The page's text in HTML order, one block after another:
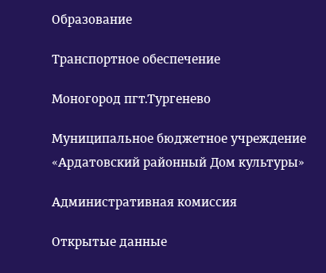
Образование
Транспортное обеспечение
Моногород пгт.Тургенево
Муниципальное бюджетное учреждение
«Ардатовский районный Дом культуры»
Административная комиссия
Открытые данные